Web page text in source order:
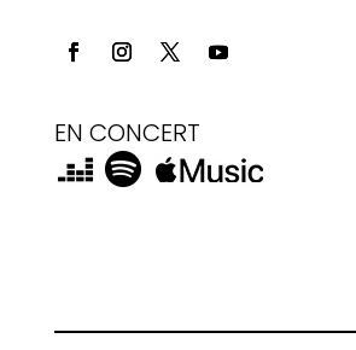
EN CONCERT